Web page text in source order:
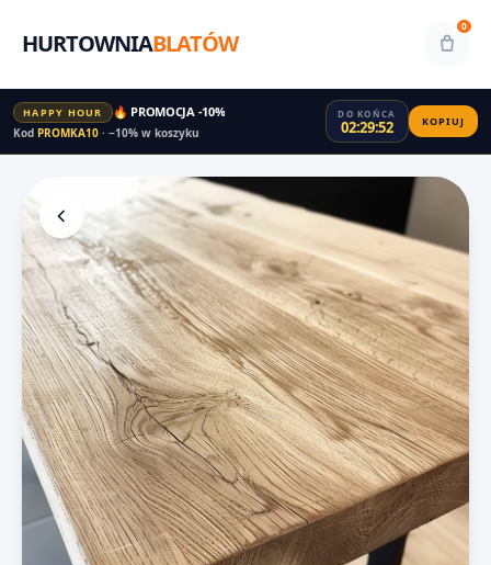
HURTOWNIABLATÓW
0
HAPPY HOUR 🔥 PROMOCJA -10%
Kod PROMKA10 · −10% w koszyku
DO KOŃCA
02:29:51 KOPIUJ